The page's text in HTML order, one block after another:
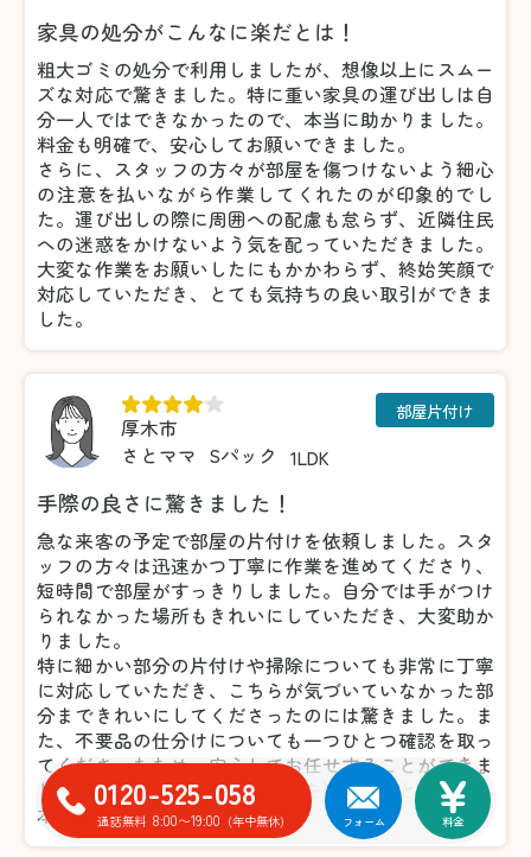
家具の処分がこんなに楽だとは！
粗大ゴミの処分で利用しましたが、想像以上にスムー
ズな対応で驚きました。特に重い家具の運び出しは自
分一人ではできなかったので、本当に助かりました。
料金も明確で、安心してお願いできました。
さらに、スタッフの方々が部屋を傷つけないよう細心
の注意を払いながら作業してくれたのが印象的でし
た。運び出しの際に周囲への配慮も怠らず、近隣住民
への迷惑をかけないよう気を配っていただきました。
大変な作業をお願いしたにもかかわらず、終始笑顔で
対応していただき、とても気持ちの良い取引ができま
した。
厚木市
さとママ Sパック 1LDK
部屋片付け
手際の良さに驚きました！
急な来客の予定で部屋の片付けを依頼しました。スタ
ッフの方々は迅速かつ丁寧に作業を進めてくださり、
短時間で部屋がすっきりしました。自分では手がつけ
られなかった場所もきれいにしていただき、大変助か
りました。
特に細かい部分の片付けや掃除についても非常に丁寧
に対応していただき、こちらが気づいていなかった部
分まできれいにしてくださったのには驚きました。ま
た、不要品の仕分けについても一つひとつ確認を取っ
てくださったため、安心してお任せすることができま
した。おかげで気持ちよく来客を迎えることができ、
本当に感謝しています。
0120-525-058
通話無料 8:00〜19:00 (年中無休) フォーム 料金